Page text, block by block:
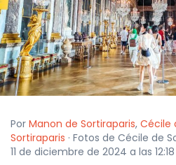
Por Manon de Sortiraparis, Cécile
Sortiraparis · Fotos de Cécile de
11 de diciembre de 2024 a las 12:18